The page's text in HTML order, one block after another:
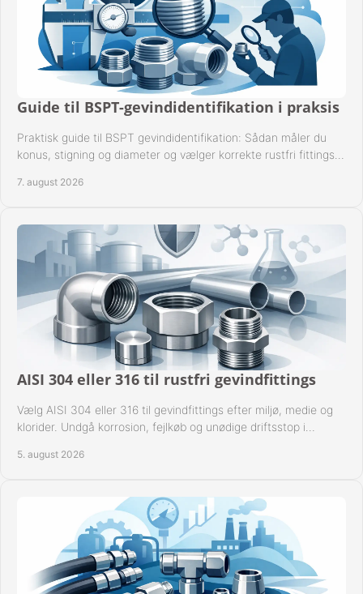
Guide til BSPT-gevindidentifikation i praksis
Praktisk guide til BSPT gevindidentifikation: Sådan måler du
konus, stigning og diameter og vælger korrekte rustfri fittings
7. august 2026
AISI 304 eller 316 til rustfri gevindfittings
Vælg AISI 304 eller 316 til gevindfittings efter miljø, medie og
klorider. Undgå korrosion, fejlkøb og unødige driftsstop i
5. august 2026